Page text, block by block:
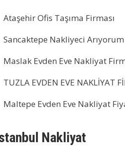
Ataşehir Ofis Taşıma Firması
Sancaktepe Nakliyeci Arıyorum
Maslak Evden Eve Nakliyat
TUZLA EVDEN EVE NAKLİYAT
Maltepe Evden Eve Nakliyat
Nakliyat